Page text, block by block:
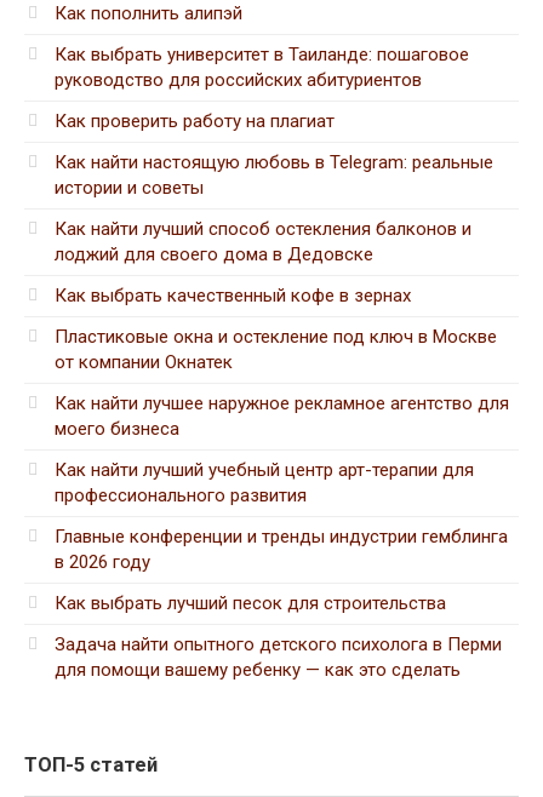
Как пополнить алипэй
Как выбрать университет в Таиланде: пошаговое
руководство для российских абитуриентов
Как проверить работу на плагиат
Как найти настоящую любовь в Telegram: реальные
истории и советы
Как найти лучший способ остекления балконов и
лоджий для своего дома в Дедовске
Как выбрать качественный кофе в зернах
Пластиковые окна и остекление под ключ в Москве
от компании Окнатек
Как найти лучшее наружное рекламное агентство для
моего бизнеса
Как найти лучший учебный центр арт-терапии для
профессионального развития
Главные конференции и тренды индустрии гемблинга
в 2026 году
Как выбрать лучший песок для строительства
Задача найти опытного детского психолога в Перми
для помощи вашему ребенку — как это сделать
ТОП-5 статей